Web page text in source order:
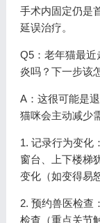
手术内固定仍是
延误治疗。
Q5：老年猫最
炎吗？下一步该
A：这很可能是
猫咪会主动减少
1. 记录行为变化
窗台、上下楼梯
变化（如变得易
2. 预约兽医检查
检查（重点关节